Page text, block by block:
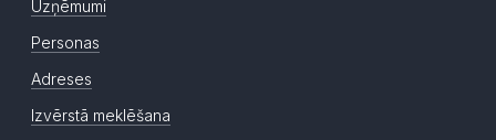
Uzņēmumi
Personas
Adreses
Izvērstā meklēšana